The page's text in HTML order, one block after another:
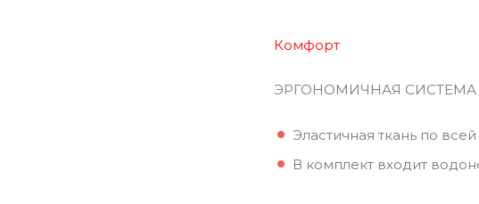
Комфорт
ЭРГОНОМИЧНАЯ СИСТЕМА
Эластичная ткань по
В комплект входит